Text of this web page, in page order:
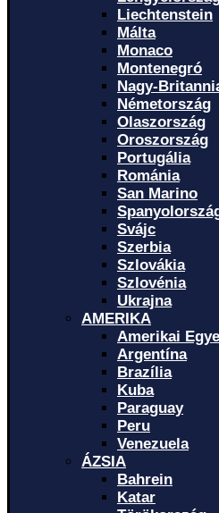
Liechtenstein
Málta
Monaco
Montenegró
Nagy-
Németország
Olaszország
Oroszország
Portugália
Románia
San Marino
Svájc
Szerbia
Szlovákia
Szlovénia
Ukrajna
AMERIKA
Amerikai
Argentína
Brazília
Kuba
Paraguay
Peru
Venezuela
ÁZSIA
Bahrein
Katar